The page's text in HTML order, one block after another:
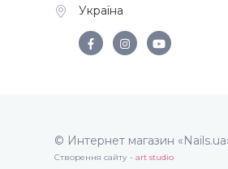
Україна
© Интернет магазин
Створення сайту - art studio